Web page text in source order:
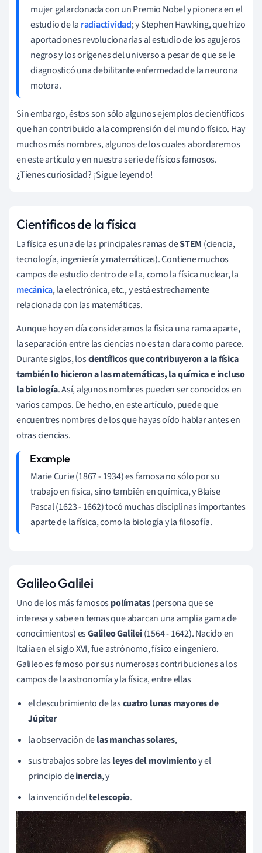
mujer galardonada con un Premio Nobel y pionera en el
estudio de la radiactividad; y Stephen Hawking, que hizo
aportaciones revolucionarias al estudio de los agujeros
negros y los orígenes del universo a pesar de que se le
diagnosticó una debilitante enfermedad de la neurona
motora.
Sin embargo, éstos son sólo algunos ejemplos de científicos
que han contribuido a la comprensión del mundo físico. Hay
muchos más nombres, algunos de los cuales abordaremos
en este artículo y en nuestra serie de físicos famosos.
¿Tienes curiosidad? ¡Sigue leyendo!
Científicos de la física
La física es una de las principales ramas deSTEM (ciencia,
tecnología, ingeniería y matemáticas). Contiene muchos
campos de estudio dentro de ella, como la física nuclear, la
mecánica, la electrónica, etc., y está estrechamente
relacionada con las matemáticas.
Aunque hoy en día consideramos la física una rama aparte,
la separación entre las ciencias no es tan clara como parece.
Durante siglos, loscientíficos que contribuyeron a la física
también lo hicieron a las matemáticas, la química e incluso
la biología. Así, algunos nombres pueden ser conocidos en
varios campos. De hecho, en este artículo, puede que
encuentres nombres de los que hayas oído hablar antes en
otras ciencias.
Marie Curie (1867 - 1934) es famosa no sólo por su
trabajo en física, sino también en química, y Blaise
Pascal (1623 - 1662) tocó muchas disciplinas importantes
aparte de la física, como la biología y la filosofía.
Galileo Galilei
Uno de los más famosospolímatas(persona que se
interesa y sabe en temas que abarcan una amplia gama de
conocimientos) esGalileo Galilei(1564 - 1642). Nacido en
Italia en el siglo XVI, fue astrónomo, físico e ingeniero.
Galileo es famoso por sus numerosas contribuciones a los
campos de la astronomía y la física, entre ellas
el descubrimiento de lascuatro lunas mayores de
Júpiter
la observación delas manchas solares,
sus trabajos sobre lasleyes del movimientoy el
principio deinercia, y
la invención deltelescopio.